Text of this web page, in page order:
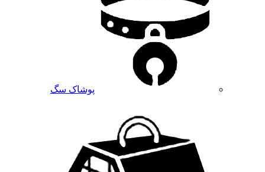
پوشاک سگ